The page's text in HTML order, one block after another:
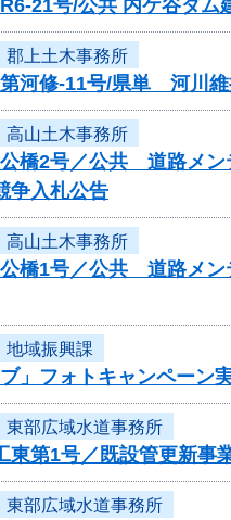
R6-21号/公共 内ケ谷ダ
郡上土木事務所
第河修-11号/県単 河川
高山土木事務所
公橋2号／公共 道路メ
争入札公告
高山土木事務所
公橋1号／公共 道路メ
地域振興課
ブ」フォトキャンペー
東部広域水道事務所
東第1号／既設管更新
東部広域水道事務所